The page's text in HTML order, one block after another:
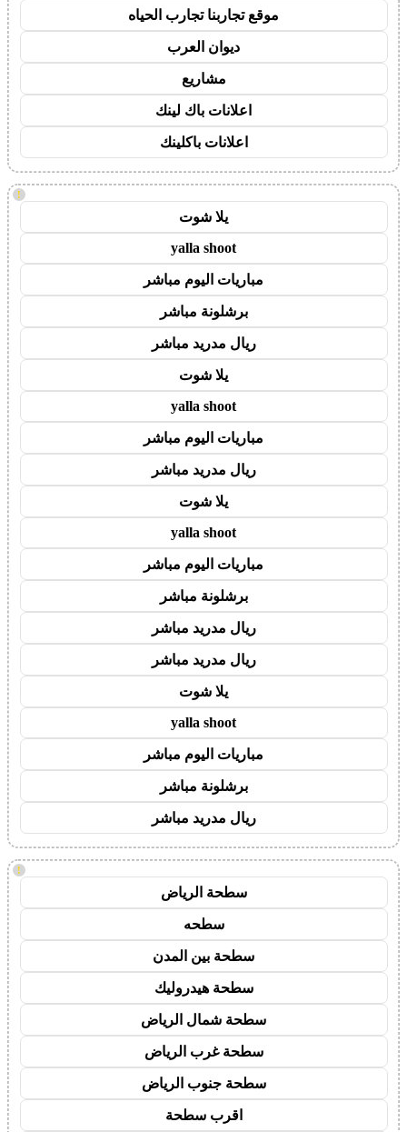
موقع تجاربنا تجارب الحياه
ديوان العرب
مشاريع
اعلانات باك لينك
اعلانات باكلينك
!
يلا شوت
yalla shoot
مباريات اليوم مباشر
برشلونة مباشر
ريال مدريد مباشر
يلا شوت
yalla shoot
مباريات اليوم مباشر
ريال مدريد مباشر
يلا شوت
yalla shoot
مباريات اليوم مباشر
برشلونة مباشر
ريال مدريد مباشر
ريال مدريد مباشر
يلا شوت
yalla shoot
مباريات اليوم مباشر
برشلونة مباشر
ريال مدريد مباشر
!
سطحة الرياض
سطحه
سطحة بين المدن
سطحة هيدروليك
سطحة شمال الرياض
سطحة غرب الرياض
سطحة جنوب الرياض
اقرب سطحة